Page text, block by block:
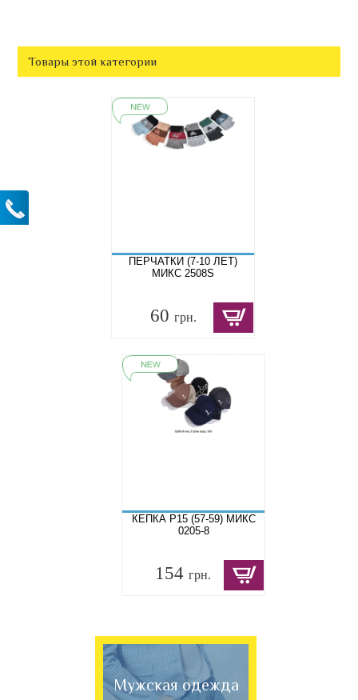
Товары этой категории
ПЕРЧАТКИ (7-10 ЛЕТ)
МИКС 2508S
60грн.
КЕПКА P15 (57-59) МИКС
0205-8
154 грн.
Мужская одежда